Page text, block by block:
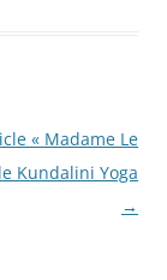
« Madame Le
Kundalini Yoga
→